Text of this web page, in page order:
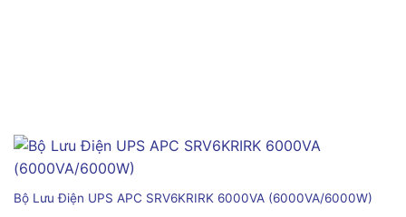
Bộ Lưu Điện UPS APC SRV6KRIRK 6000VA (6000VA/6000W)